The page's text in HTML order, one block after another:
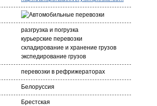
разгрузка и погрузка
курьерские перевозки
складирование и хранение грузов
экспедирование грузов
перевозки в рефрижераторах
Белоруссия
Брестская